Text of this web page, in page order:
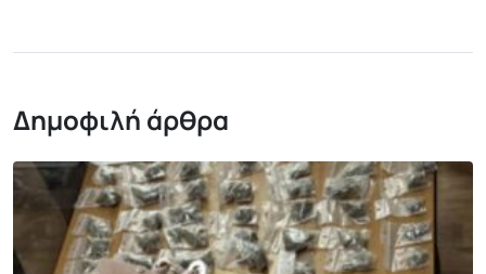
Δημοφιλή άρθρα